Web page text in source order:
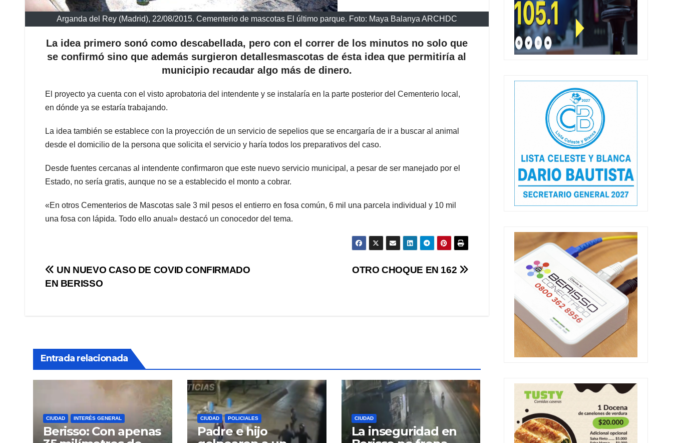
Arganda del Rey (Madrid), 22/08/2015. Cementerio de mascotas El último parque. Foto: Maya Balanya ARCHDC
La idea primero sonó como descabellada, pero con el correr de los minutos no solo que
se confirmó sino que además surgieron detallesmascotas de ésta idea que permitiría al
municipio recaudar algo más de dinero.
El proyecto ya cuenta con el visto aprobatoria del intendente y se instalaría en la parte posterior del Cementerio local,
en dónde ya se estaría trabajando.
La idea también se establece con la proyección de un servicio de sepelios que se encargaría de ir a buscar al animal
desde el domicilio de la persona que solicita el servicio y haría todos los preparativos del caso.
Desde fuentes cercanas al intendente confirmaron que este nuevo servicio municipal, a pesar de ser manejado por el
Estado, no sería gratis, aunque no se a establecido el monto a cobrar.
«En otros Cementerios de Mascotas sale 3 mil pesos el entierro en fosa común, 6 mil una parcela individual y 10 mil
una fosa con lápida. Todo ello anual» destacó un conocedor del tema.
Navegación
OTRO CHOQUE EN 162
UN NUEVO CASO DE COVID CONFIRMADO
EN BERISSO
Entrada relacionada
CIUDAD INTERÉS GENERAL
Berisso: Con apenas
CIUDAD POLICIALES
Padre e hijo
CIUDAD
La inseguridad en